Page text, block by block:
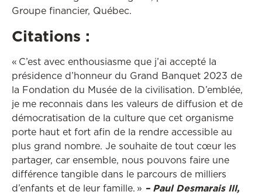
Groupe financier, Québec.
Citations :
« C’est avec enthousiasme que j’ai accepté la
présidence d’honneur du Grand Banquet 2023 de
la Fondation du Musée de la civilisation. D’emblée,
je me reconnais dans les valeurs de diffusion et de
démocratisation de la culture que cet organisme
porte haut et fort afin de la rendre accessible au
plus grand nombre. Je souhaite de tout cœur les
partager, car ensemble, nous pouvons faire une
différence tangible dans le parcours de milliers
d’enfants et de leur famille. » – Paul Desmarais III,